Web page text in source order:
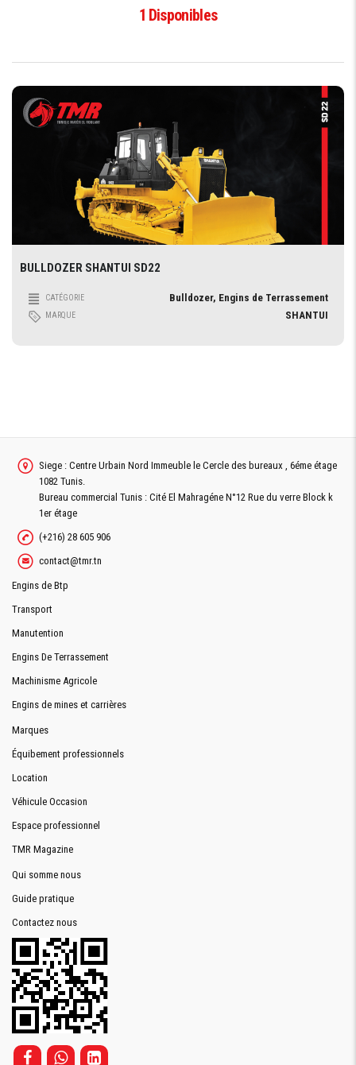
1 Disponibles
BULLDOZER SHANTUI SD22
CATÉGORIE Bulldozer, Engins de Terrassement
MARQUE SHANTUI
Siege : Centre Urbain Nord Immeuble le Cercle des bureaux , 6éme étage
1082 Tunis.
Bureau commercial Tunis : Cité El Mahragéne N°12 Rue du verre Block k
1er étage
(+216) 28 605 906
contact@tmr.tn
Engins de Btp
Transport
Manutention
Engins De Terrassement
Machinisme Agricole
Engins de mines et carrières
Marques
Équibement professionnels
Location
Véhicule Occasion
Espace professionnel
TMR Magazine
Qui somme nous
Guide pratique
Contactez nous